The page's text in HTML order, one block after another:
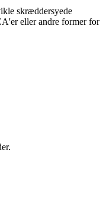
skræddersyede
eller andre former for